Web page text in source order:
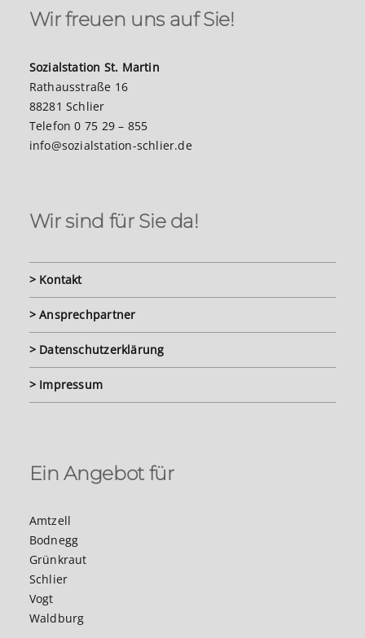
Wir freuen uns auf Sie!
Sozialstation St. Martin
Rathausstraße 16
88281 Schlier
Telefon 0 75 29 – 855
info@sozialstation-schlier.de
Wir sind für Sie da!
> Kontakt
> Ansprechpartner
> Datenschutzerklärung
> Impressum
Ein Angebot für
Amtzell
Bodnegg
Grünkraut
Schlier
Vogt
Waldburg